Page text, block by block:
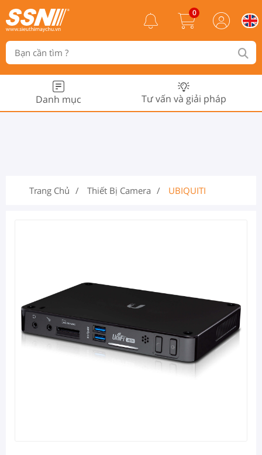
0
Danh mục Tư vấn và giải pháp
Trang Chủ Thiết Bị Camera UBIQUITI